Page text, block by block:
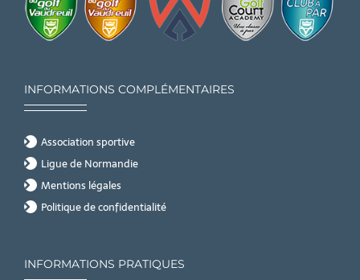
INFORMATIONS COMPLÉMENTAIRES
Association sportive
Ligue de Normandie
Mentions légales
Politique de confidentialité
INFORMATIONS PRATIQUES